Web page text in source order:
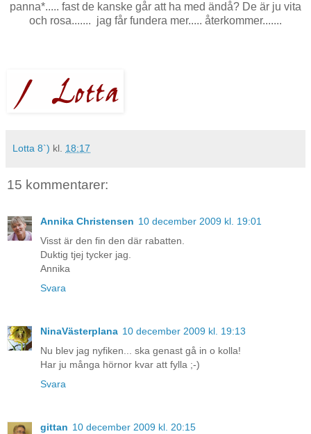
panna*..... fast de kanske går att ha med ändå? De är ju vita
och rosa....... jag får fundera mer..... återkommer.......
Lotta 8`) kl. 18:17
15 kommentarer:
Annika Christensen 10 december 2009 kl. 19:01
Visst är den fin den där rabatten.
Duktig tjej tycker jag.
Annika
Svara
NinaVästerplana 10 december 2009 kl. 19:13
Nu blev jag nyfiken... ska genast gå in o kolla!
Har ju många hörnor kvar att fylla ;-)
Svara
gittan 10 december 2009 kl. 20:15